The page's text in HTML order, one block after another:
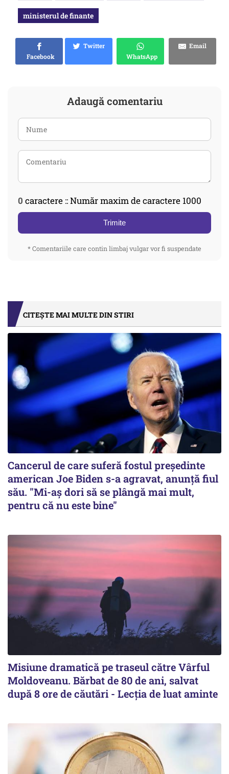
ministerul de finante
Facebook
Twitter
WhatsApp
Email
Adaugă comentariu
0 caractere :: Număr maxim de caractere 1000
Trimite
* Comentariile care contin limbaj vulgar vor fi suspendate
CITEȘTE MAI MULTE DIN STIRI
Cancerul de care suferă fostul preşedinte
american Joe Biden s-a agravat, anunță fiul
său. "Mi-aș dori să se plângă mai mult,
pentru că nu este bine"
Misiune dramatică pe traseul către Vârful
Moldoveanu. Bărbat de 80 de ani, salvat
după 8 ore de căutări - Lecția de luat aminte